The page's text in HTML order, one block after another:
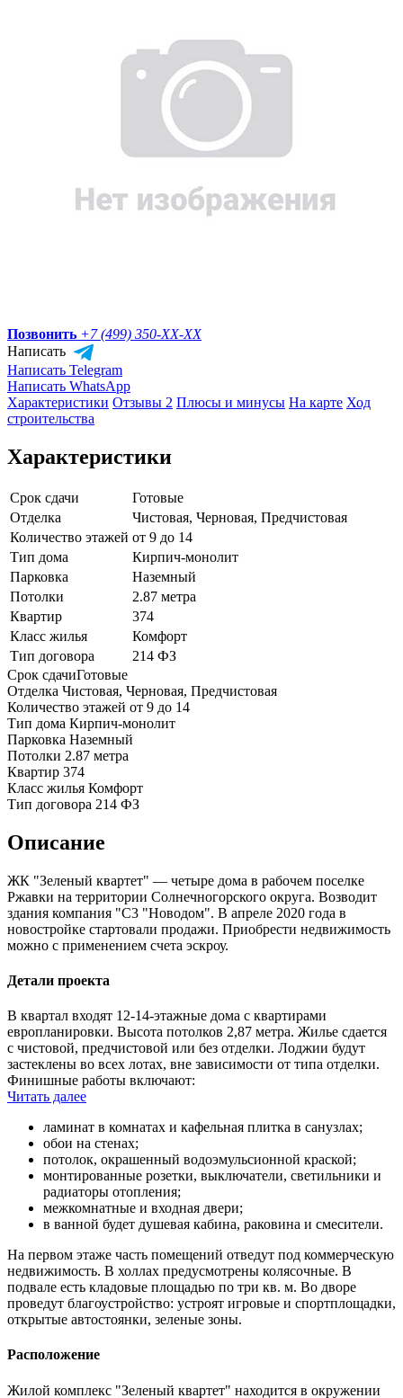
Позвонить +7 (499) 350-XX-XX
Написать
Написать Telegram
Написать WhatsApp
Характеристики Отзывы 2 Плюсы и минусы На карте Ход
строительства
Характеристики
Срок сдачи
Готовые
Отделка
Чистовая, Черновая, Предчистовая
Количество этажей от 9 до 14
Тип дома
Кирпич-монолит
Парковка
Наземный
Потолки
2.87 метра
Квартир
374
Класс жилья
Комфорт
Тип договора
214 ФЗ
Срок сдачиГотовые
Отделка Чистовая, Черновая, Предчистовая
Количество этажей от 9 до 14
Тип дома Кирпич-монолит
Парковка Наземный
Потолки 2.87 метра
Квартир 374
Класс жилья Комфорт
Тип договора 214 ФЗ
Описание
ЖК "Зеленый квартет" — четыре дома в рабочем поселке
Ржавки на территории Солнечногорского округа. Возводит
здания компания "С3 "Новодом". В апреле 2020 года в
новостройке стартовали продажи. Приобрести недвижимость
можно с применением счета эскроу.
Детали проекта
В квартал входят 12-14-этажные дома с квартирами
европланировки. Высота потолков 2,87 метра. Жилье сдается
с чистовой, предчистовой или без отделки. Лоджии будут
застеклены во всех лотах, вне зависимости от типа отделки.
Финишные работы включают:
Читать далее
ламинат в комнатах и кафельная плитка в санузлах;
обои на стенах;
потолок, окрашенный водоэмульсионной краской;
монтированные розетки, выключатели, светильники и
радиаторы отопления;
межкомнатные и входная двери;
в ванной будет душевая кабина, раковина и смесители.
На первом этаже часть помещений отведут под коммерческую
недвижимость. В холлах предусмотрены колясочные. В
подвале есть кладовые площадью по три кв. м. Во дворе
проведут благоустройство: устроят игровые и спортплощадки,
открытые автостоянки, зеленые зоны.
Расположение
Жилой комплекс "Зеленый квартет" находится в окружении